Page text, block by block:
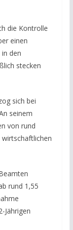
die Kontrolle
einen
den
stecken
sich bei
seinem
von rund
rund 1,55
Jährigen